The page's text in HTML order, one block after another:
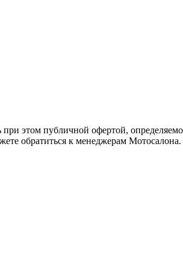
при этом публичной офертой,
обратиться к менеджерам Мотосалона.